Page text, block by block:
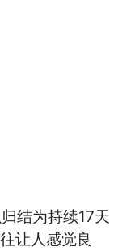
结为持续17天
让人感觉良